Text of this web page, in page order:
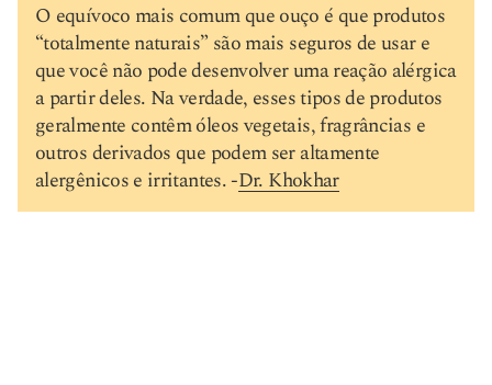
O equívoco mais comum que ouço é que produtos
“totalmente naturais” são mais seguros de usar e
que você não pode desenvolver uma reação alérgica
a partir deles. Na verdade, esses tipos de produtos
geralmente contêm óleos vegetais, fragrâncias e
outros derivados que podem ser altamente
alergênicos e irritantes. -Dr. Khokhar